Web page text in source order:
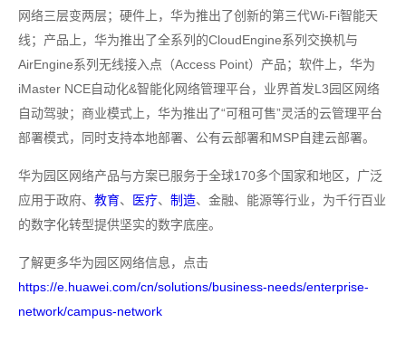
网络三层变两层；硬件上，华为推出了创新的第三代Wi-Fi智能天
线；产品上，华为推出了全系列的CloudEngine系列交换机与
AirEngine系列无线接入点（Access Point）产品；软件上，华为
iMaster NCE自动化&智能化网络管理平台，业界首发L3园区网络
自动驾驶；商业模式上，华为推出了“可租可售”灵活的云管理平台
部署模式，同时支持本地部署、公有云部署和MSP自建云部署。
华为园区网络产品与方案已服务于全球170多个国家和地区，广泛
应用于政府、 教育、 医疗、 制造、金融、能源等行业，为千行百业
的数字化转型提供坚实的数字底座。
了解更多华为园区网络信息，点击
https://e.huawei.com/cn/solutions/business-needs/enterprise-
network/campus-network